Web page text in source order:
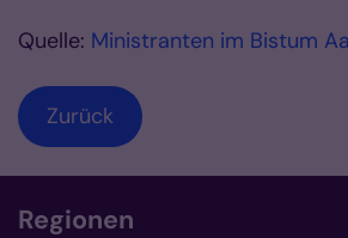
Quelle: Ministranten im Bistum
Zurück
Regionen